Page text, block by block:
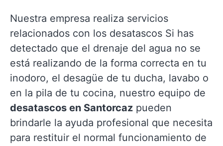
Nuestra empresa realiza servicios
relacionados con los desatascos Si has
detectado que el drenaje del agua no se
está realizando de la forma correcta en tu
inodoro, el desagüe de tu ducha, lavabo o
en la pila de tu cocina, nuestro equipo de
desatascos en Santorcaz pueden
brindarle la ayuda profesional que necesita
para restituir el normal funcionamiento de